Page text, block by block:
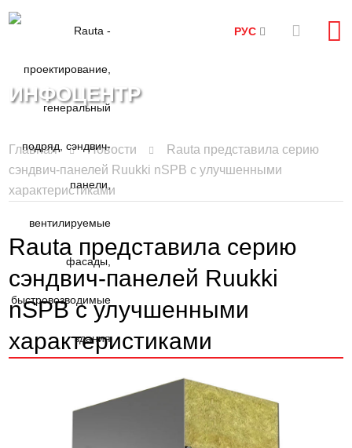
РУС
ИНФОЦЕНТР
Главная Новости
Rauta представила серию
сэндвич-панелей Ruukki nSPB с улучшенными
характеристиками
Rauta представила серию
сэндвич-панелей Ruukki
nSPB с улучшенными
характеристиками